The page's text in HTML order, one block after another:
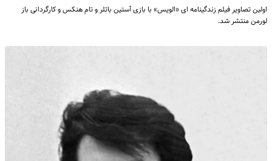
اولین تصاویر فیلم زندگینامه ای «الویس» با بازی آستین باتلر و تام هنکس و کارگردانی باز
لورمن منتشر شد.